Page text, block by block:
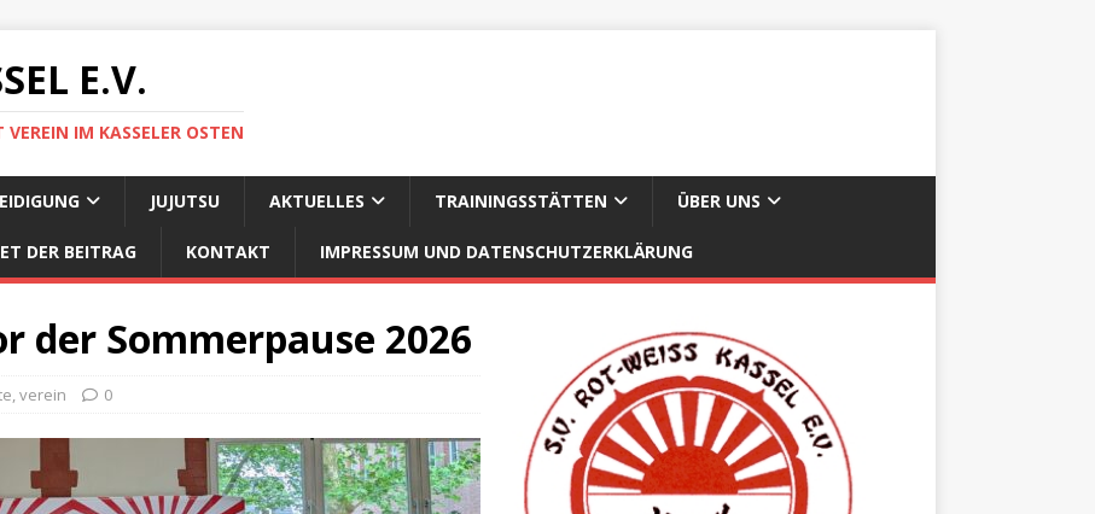
E.V.
IM KASSELER OSTEN
JUJUTSU AKTUELLES TRAININGSSTÄTTEN ÜBER UNS
DER BEITRAG KONTAKT IMPRESSUM UND DATENSCHUTZERKLÄRUNG
der Sommerpause 2026
,verein 0